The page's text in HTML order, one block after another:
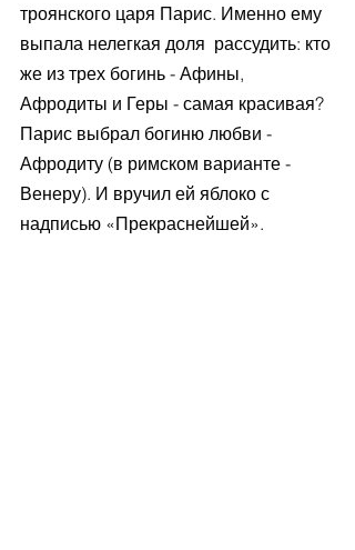
троянского царя Парис. Именно ему
выпала нелегкая доля  рассудить: кто
же из трех богинь - Афины,
Афродиты и Геры - самая красивая?
Парис выбрал богиню любви -
Афродиту (в римском варианте -
Венеру). И вручил ей яблоко с
надписью «Прекраснейшей».